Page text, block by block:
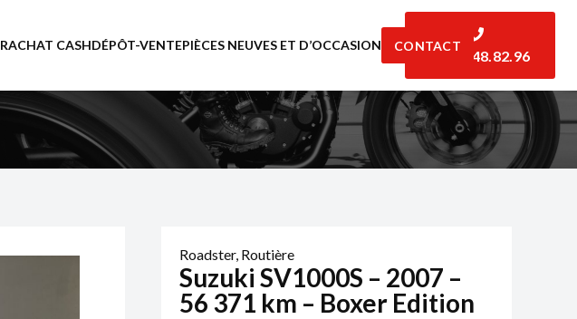
RACHAT CASHDÉPÔT-VENTEPIÈCES NEUVES ET D’OCCASION CONTACT
06.07.48.82.96
Roadster, Routière
Suzuki SV1000S – 2007 –
56 371 km – Boxer Edition